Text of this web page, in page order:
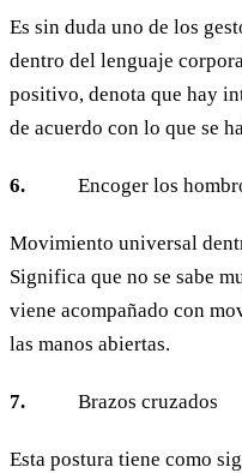
Es sin duda uno de los
dentro del lenguaje
positivo, denota que hay
de acuerdo con lo que se
6. Encoger los
Movimiento universal
Significa que no se sabe
viene acompañado con
las manos abiertas.
7. Brazos cruzados
Esta postura tiene como